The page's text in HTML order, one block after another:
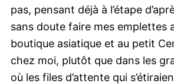
pas, pensant déjà à l’étape
sans doute faire mes emplettes
boutique asiatique et au petit
chez moi, plutôt que dans les
où les files d’attente qui